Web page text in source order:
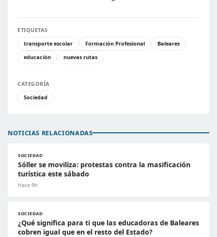
ETIQUETAS
transporte escolar
Formación Profesional
Baleares
educación
nuevas rutas
CATEGORÍA
Sociedad
NOTICIAS RELACIONADAS
SOCIEDAD
Sóller se moviliza: protestas contra la masificación
turística este sábado
Hace 9h
SOCIEDAD
¿Qué significa para ti que las educadoras de Baleares
cobren igual que en el resto del Estado?